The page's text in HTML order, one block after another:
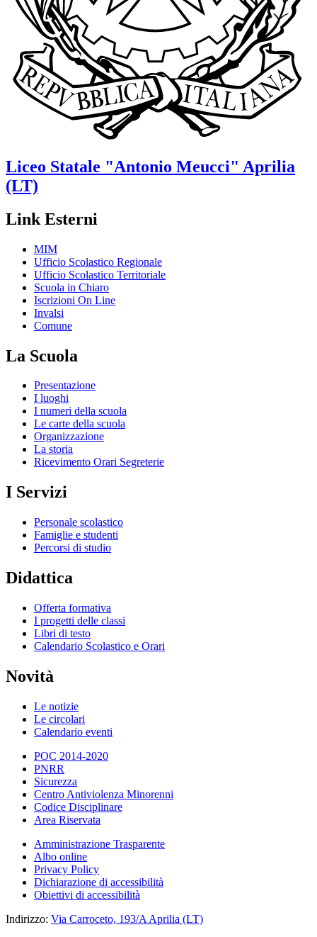
Liceo Statale "Antonio Meucci" Aprilia
(LT)
Link Esterni
MIM
Ufficio Scolastico Regionale
Ufficio Scolastico Territoriale
Scuola in Chiaro
Iscrizioni On Line
Invalsi
Comune
La Scuola
Presentazione
I luoghi
I numeri della scuola
Le carte della scuola
Organizzazione
La storia
Ricevimento Orari Segreterie
I Servizi
Personale scolastico
Famiglie e studenti
Percorsi di studio
Didattica
Offerta formativa
I progetti delle classi
Libri di testo
Calendario Scolastico e Orari
Novità
Le notizie
Le circolari
Calendario eventi
POC 2014-2020
PNRR
Sicurezza
Centro Antiviolenza Minorenni
Codice Disciplinare
Area Riservata
Amministrazione Trasparente
Albo online
Privacy Policy
Dichiarazione di accessibilità
Obiettivi di accessibilità
Indirizzo: Via Carroceto, 193/A Aprilia (LT)